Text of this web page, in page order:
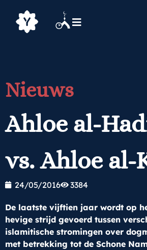
Nieuws
Ahloe al-
vs. Ahloe al-
24/05/2016 3384
De laatste vijftien jaar wordt op
hevige strijd gevoerd tussen
islamitische stromingen over
met betrekking tot de Schone